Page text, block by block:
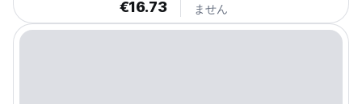
€16.73
ません